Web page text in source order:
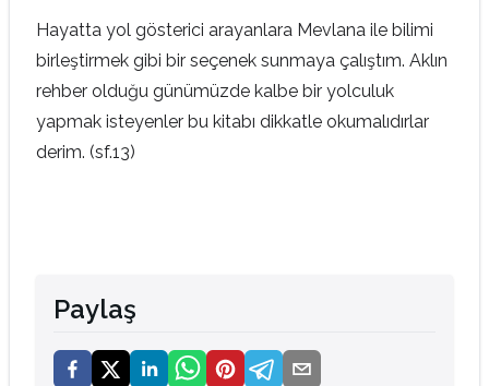
Hayatta yol gösterici arayanlara Mevlana ile bilimi
birleştirmek gibi bir seçenek sunmaya çalıştım. Aklın
rehber olduğu günümüzde kalbe bir yolculuk
yapmak isteyenler bu kitabı dikkatle okumalıdırlar
derim. (sf.13)
Paylaş